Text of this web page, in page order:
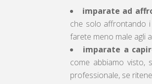
imparate ad
che solo affrontando
farete meno male agli
imparate a
come abbiamo visto,
professionale, se